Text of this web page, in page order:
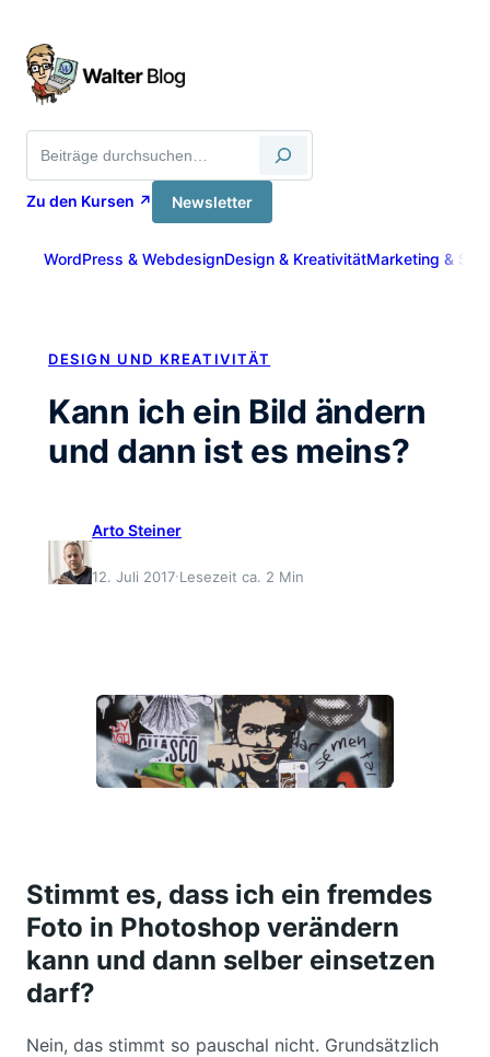
Inhalt
springen
Zu den Kursen ↗ Newsletter
WordPress & WebdesignDesign & KreativitätMarketing &
DESIGN UND KREATIVITÄT
Kann ich ein Bild ändern
und dann ist es meins?
Arto Steiner
12. Juli 2017·Lesezeit ca. 2 Min
Stimmt es, dass ich ein fremdes
Foto in Photoshop verändern
kann und dann selber einsetzen
darf?
Nein, das stimmt so pauschal nicht. Grundsätzlich